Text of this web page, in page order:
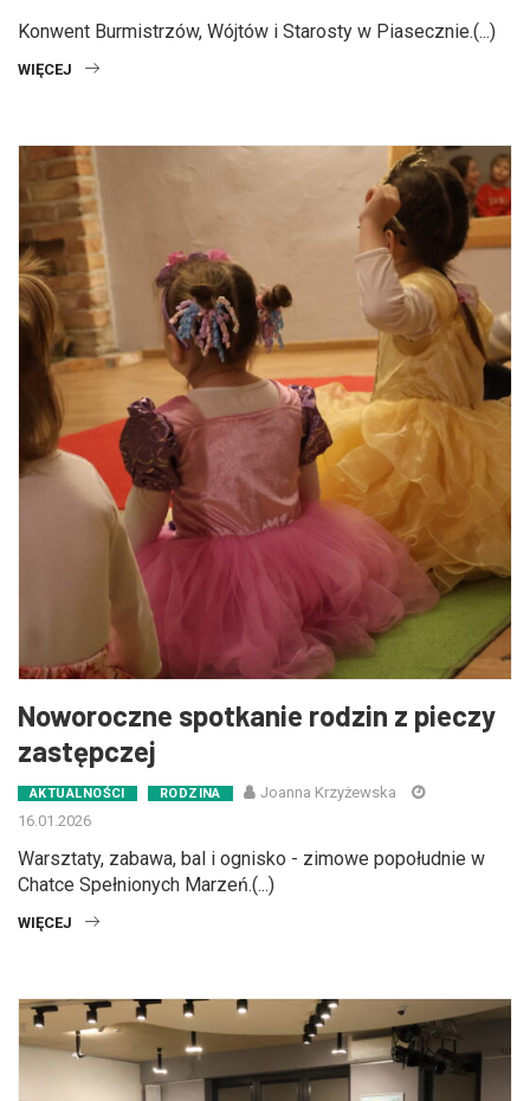
Konwent Burmistrzów, Wójtów i Starosty w Piasecznie.(...)
WIĘCEJ
Noworoczne spotkanie rodzin z pieczy
zastępczej
AKTUALNOŚCI RODZINA
Joanna Krzyżewska
16.01.2026
Warsztaty, zabawa, bal i ognisko - zimowe popołudnie w
Chatce Spełnionych Marzeń.(...)
WIĘCEJ